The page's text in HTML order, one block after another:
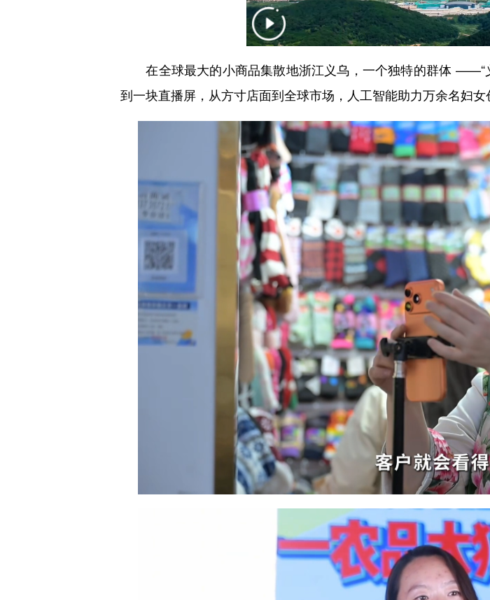
在全球最大的小商品集散地浙江义乌，一个独特的群体 ——“
到一块直播屏，从方寸店面到全球市场，人工智能助力万余名妇女